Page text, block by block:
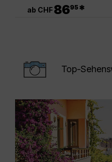
ab CHF8695*
Top-